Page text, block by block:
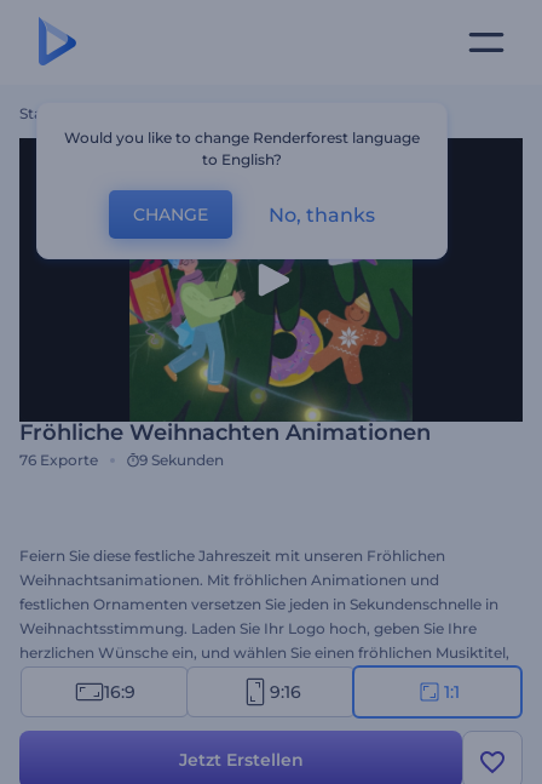
Startseite
Fröhliche Weihnachten Animationen
76 Exporte 9 Sekunden
Feiern Sie diese festliche Jahreszeit mit unseren Fröhlichen
Weihnachtsanimationen. Mit fröhlichen Animationen und
festlichen Ornamenten versetzen Sie jeden in Sekundenschnelle in
Weihnachtsstimmung. Laden Sie Ihr Logo hoch, geben Sie Ihre
herzlichen Wünsche ein, und wählen Sie einen fröhlichen Musiktitel,
um Freude und Lachen zu verbreiten. Perfekt für
Glückwunschvideos, Weihnachtslogo-Intros, besondere
Sie jetzt - machen Sie dieses Weihnachten zu etwas ganz
16:9 9:16 1:1
Jetzt Erstellen
Would you like to change Renderforest language
to English?
CHANGE No, thanks